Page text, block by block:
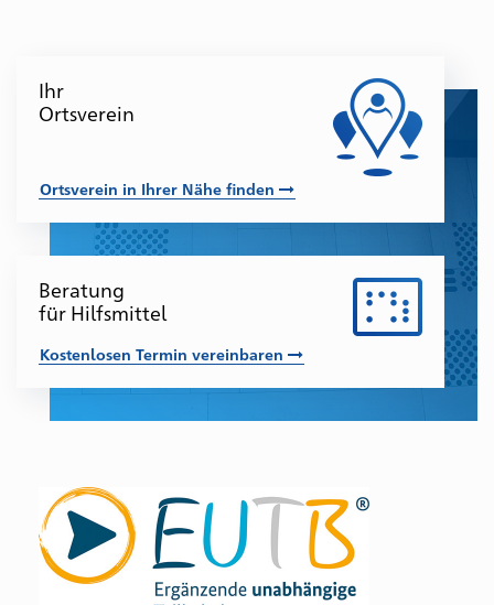
und
Anlaufstellen
Betroffene
Ihr
Ortsverein
Ortsverein in Ihrer Nähe finden
Beratung
für Hilfsmittel
Kostenlosen Termin vereinbaren